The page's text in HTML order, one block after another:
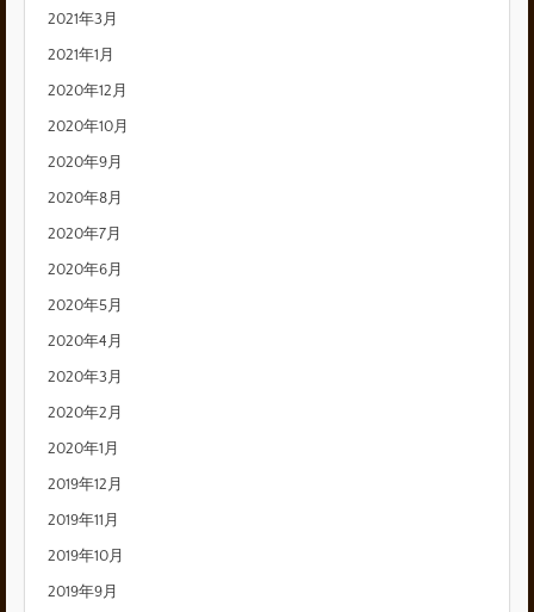
2021年3月
2021年1月
2020年12月
2020年10月
2020年9月
2020年8月
2020年7月
2020年6月
2020年5月
2020年4月
2020年3月
2020年2月
2020年1月
2019年12月
2019年11月
2019年10月
2019年9月